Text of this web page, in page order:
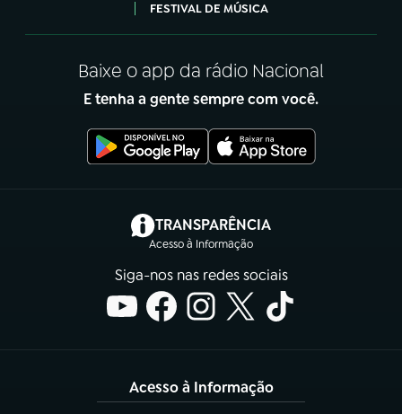
FESTIVAL DE MÚSICA
Baixe o app da rádio Nacional
E tenha a gente sempre com você.
TRANSPARÊNCIA
Acesso à Informação
(abre em nova aba)
Siga-nos nas redes sociais
Acesso à Informação